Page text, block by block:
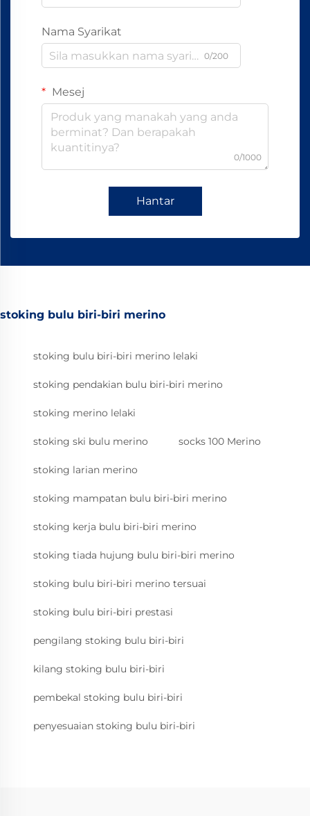
Nama Syarikat
0/200
Mesej
0/1000
Hantar
stoking bulu biri-biri merino
stoking bulu biri-biri merino lelaki
stoking pendakian bulu biri-biri merino
stoking merino lelaki
stoking ski bulu merino socks 100 Merino
stoking larian merino
stoking mampatan bulu biri-biri merino
stoking kerja bulu biri-biri merino
stoking tiada hujung bulu biri-biri merino
stoking bulu biri-biri merino tersuai
stoking bulu biri-biri prestasi
pengilang stoking bulu biri-biri
kilang stoking bulu biri-biri
pembekal stoking bulu biri-biri
penyesuaian stoking bulu biri-biri